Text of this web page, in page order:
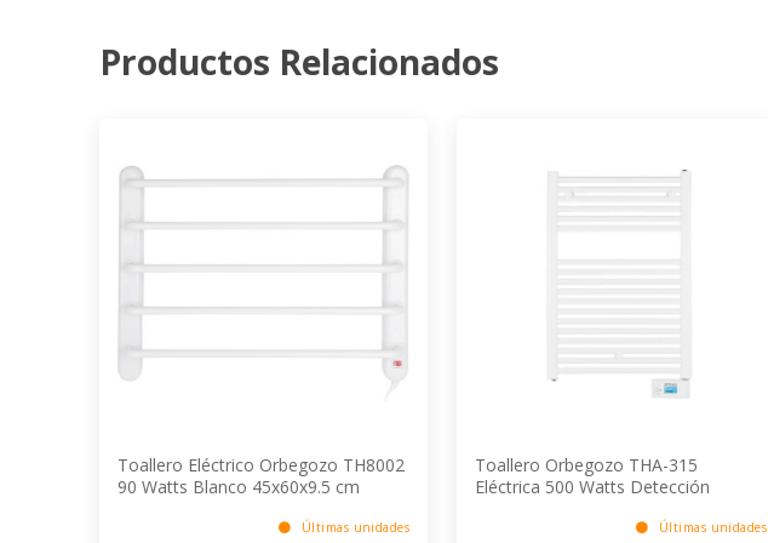
Productos Relacionados
Toallero Eléctrico Orbegozo TH8002
90 Watts Blanco 45x60x9.5 cm
Últimas unidades
Toallero Orbegozo THA-315
Eléctrica 500 Watts Detección
Programador Diario SemanalÚltimas unidades